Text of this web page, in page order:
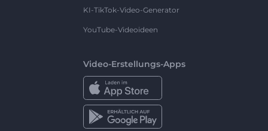
KI-TikTok-Video-Generator
YouTube-Videoideen
Video-Erstellungs-Apps